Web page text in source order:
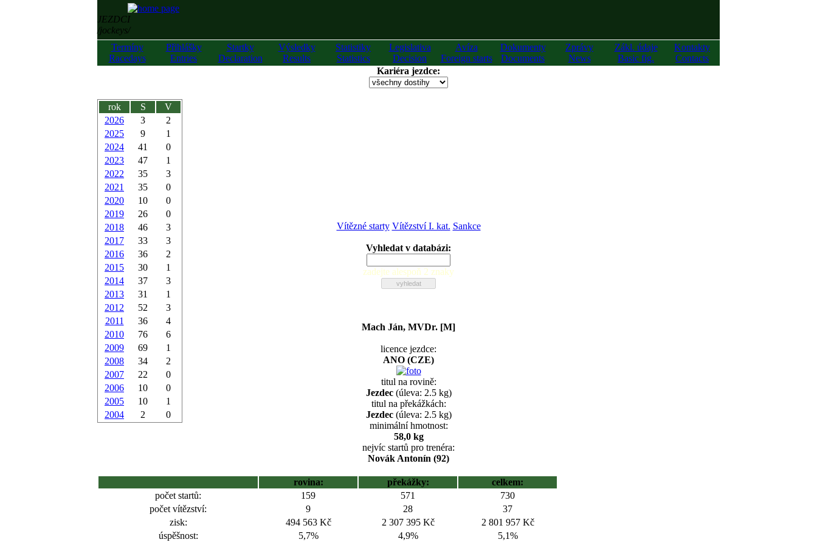
JEZDCI
/jockeys/
Termíny
Racedays
Přihlášky
Entries
Startky
Declaration
Výsledky
Results
Statistiky
Statistics
Legislativa
Decision
Avíza
Foreign starts
Dokumenty
Documents
Zprávy
News
Zákl. údaje
Basic fig.
Kontakty
Contacts
Kariéra jezdce:
rok S
V
2026
3
2
2025
9
1
2024
41
0
2023
47
1
2022
35
3
2021
35
0
2020
10
0
2019
26
0
2018
46
3
2017
33
3
2016
36
2
2015
30
1
2014
37
3
2013
31
1
2012
52
3
2011
36
4
2010
76
6
2009
69
1
2008
34
2
2007
22
0
2006
10
0
2005
10
1
2004
2 0
Vítězné starty Vítězství I. kat. Sankce
Vyhledat v databázi:
zadejte alespoň 2 znaky
Mach Ján, MVDr. [M]
licence jezdce:
ANO (CZE)
titul na rovině:
Jezdec(úleva: 2.5 kg)
titul na překážkách:
Jezdec(úleva: 2.5 kg)
minimální hmotnost:
58,0 kg
nejvíc startů pro trenéra:
Novák Antonín (92)
rovina: překážky:
celkem:
počet startů:
159 571
730
počet vítězství:
9 28
37
zisk:
494 563 Kč 2 307 395 Kč
2 801 957 Kč
úspěšnost:
5,7% 4,9%
5,1%